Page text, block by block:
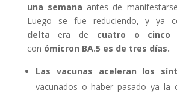
una semana antes de
Luego se fue reduciendo, y ya
delta era de cuatro o cinco
con ómicron BA.5 es de tres días.
Las vacunas aceleran los
vacunados o haber pasado ya la